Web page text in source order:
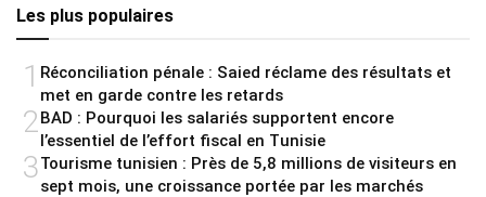
Les plus populaires
1 Réconciliation pénale : Saied réclame des résultats et
met en garde contre les retards
2 BAD : Pourquoi les salariés supportent encore
l’essentiel de l’effort fiscal en Tunisie
3Tourisme tunisien : Près de 5,8 millions de visiteurs en
sept mois, une croissance portée par les marchés